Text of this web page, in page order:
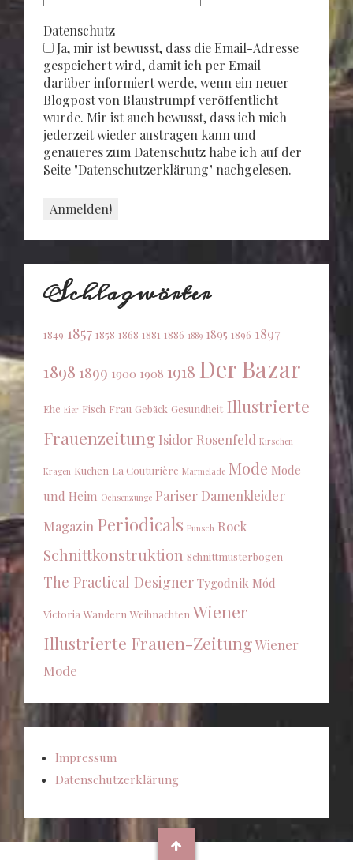
Datenschutz
Ja, mir ist bewusst, dass die Email-Adresse
gespeichert wird, damit ich per Email
darüber informiert werde, wenn ein neuer
Blogpost von Blaustrumpf veröffentlicht
wurde. Mir ist auch bewusst, dass ich mich
jederzeit wieder austragen kann und
genaueres zum Datenschutz habe ich auf der
Seite "Datenschutzerklärung" nachgelesen.
Schlagwörter
1849 1857 1858 1868 1881 1886 1889 1895 1896 1897
1898 1899 1900 1908 1918 Der Bazar
Ehe Eier Fisch Frau Gebäck Gesundheit Illustrierte
Frauenzeitung Isidor Rosenfeld Kirschen
Kragen Kuchen La Couturière Marmelade Mode Mode
und Heim Ochsenzunge Pariser Damenkleider
Magazin Periodicals Punsch Rock
Schnittkonstruktion Schnittmusterbogen
The Practical Designer Tygodnik Mód
Victoria Wandern Weihnachten Wiener
Illustrierte Frauen-ZeitungWiener
Mode
Impressum
Datenschutzerklärung